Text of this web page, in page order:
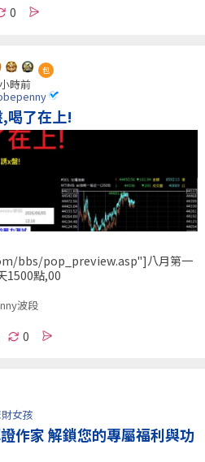
0
包
時前
喝了在上!
bbs/pop_preview.asp"]八月第一
1500點,00
波段
0
女孩
作家 解鎖您的專屬福利與功